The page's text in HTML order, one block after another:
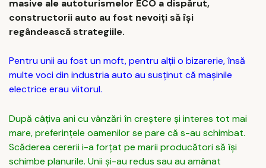
masive ale autoturismelor ECO a dispărut,
constructorii auto au fost nevoiți să își
regândească strategiile.
Pentru unii au fost un moft, pentru alții o bizarerie, însă
multe voci din industria auto au susținut că mașinile
electrice erau viitorul.
După câțiva ani cu vânzări în creștere și interes tot mai
mare, preferințele oamenilor se pare că s-au schimbat.
Scăderea cererii i-a forțat pe marii producători să își
schimbe planurile. Unii și-au redus sau au amânat